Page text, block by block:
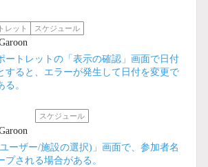
レット スケジュール
ートレットの「表示の確認」画面で日付
すると、エラーが発生して日付を変更で
る。
スケジュール
ーザー/施設の選択)」画面で、参加者名
プされる場合がある。